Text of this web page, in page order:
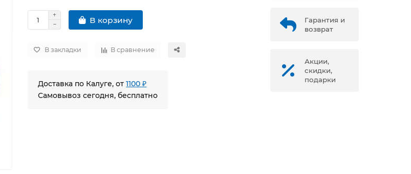
В корзину
В закладки В сравнение
Доставка по Калуге, от1100 ₽
Самовывоз сегодня, бесплатно
Гарантия и
возврат
Акции,
скидки,
подарки